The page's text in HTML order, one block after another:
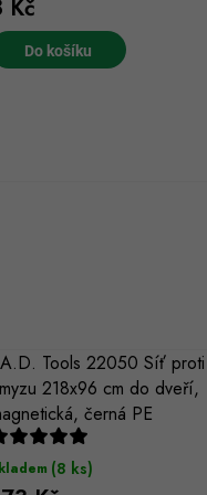
o
Kč
Do košíku
Tools 22050 Síť proti
218x96 cm do dveří,
černá PE
(8 ks)